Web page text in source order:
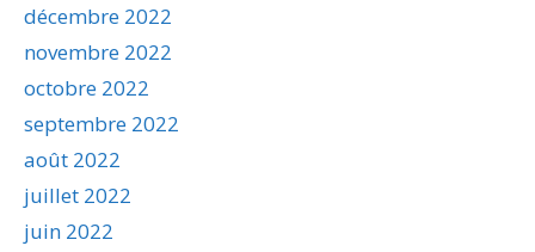
décembre 2022
novembre 2022
octobre 2022
septembre 2022
août 2022
juillet 2022
juin 2022